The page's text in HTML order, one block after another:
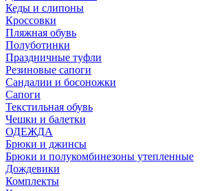
Кеды и слипоны
Кроссовки
Пляжная обувь
Полуботинки
Праздничные туфли
Резиновые сапоги
Сандалии и босоножки
Сапоги
Текстильная обувь
Чешки и балетки
ОДЕЖДА
Брюки и джинсы
Брюки и полукомбинезоны утепленные
Дождевики
Комплекты